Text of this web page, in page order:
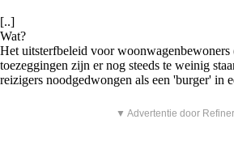
[..]
Wat?
Het uitsterfbeleid voor woonwagenbewoners
toezeggingen zijn er nog steeds te weinig
reizigers noodgedwongen als een 'burger' in
▼ Advertentie door